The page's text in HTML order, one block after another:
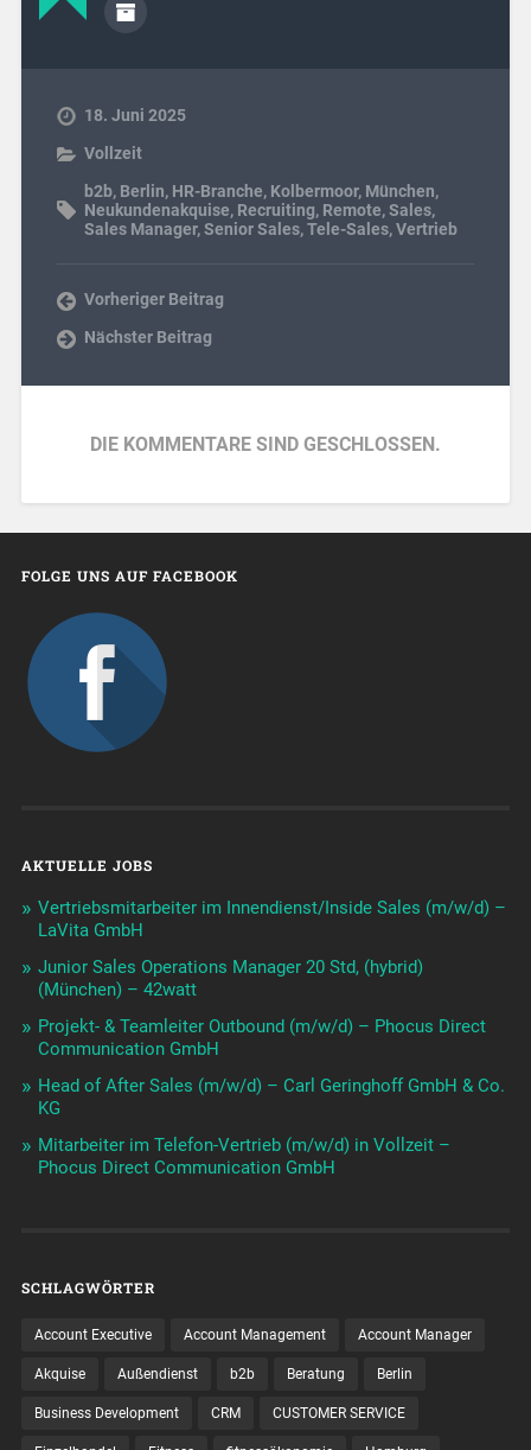
18. Juni 2025
Vollzeit
b2b, Berlin, HR-Branche, Kolbermoor, München,
Neukundenakquise, Recruiting, Remote,Sales,
Sales Manager,Senior Sales,Tele-Sales,Vertrieb
Vorheriger Beitrag
Nächster Beitrag
DIE KOMMENTARE SIND GESCHLOSSEN.
FOLGE UNS AUF FACEBOOK
AKTUELLE JOBS
Vertriebsmitarbeiter im Innendienst/Inside Sales (m/w/d) –
LaVita GmbH
Junior Sales Operations Manager 20 Std, (hybrid)
(München) – 42watt
Projekt- & Teamleiter Outbound (m/w/d) – Phocus Direct
Communication GmbH
Head of After Sales (m/w/d) – Carl Geringhoff GmbH & Co.
KG
Mitarbeiter im Telefon-Vertrieb (m/w/d) in Vollzeit –
Phocus Direct Communication GmbH
SCHLAGWÖRTER
Account Executive Account Management Account Manager
Akquise Außendienst b2b Beratung Berlin
Business Development CRM CUSTOMER SERVICE